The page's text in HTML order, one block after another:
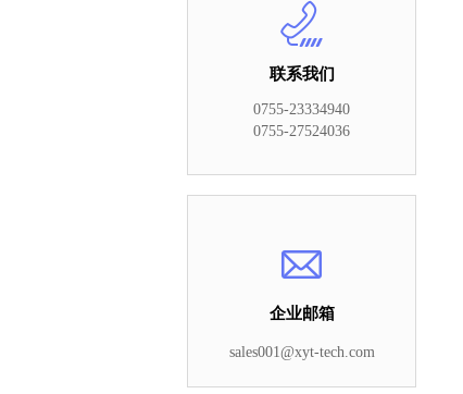
联系我们
0755-23334940
0755-27524036
企业邮箱
sales001@xyt-tech.com